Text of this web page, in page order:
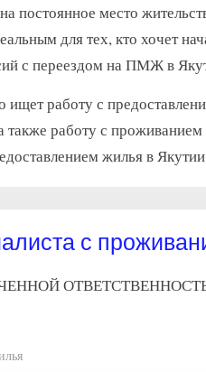
постоянное место
для тех, кто хочет
с переездом на ПМЖ в
ищет работу с
также работу с
жилья в
с